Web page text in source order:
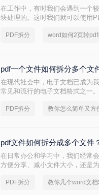
在工作中，有时我们会遇到一个
块处理的。这时我们就可以使用
免费方法，希望能给读者的工作带
PDF拆分 word如何2页转
pdf一个文件如何拆分多个文
在现代社会中，电子文档已成为
常见和流行的电子文档格式之一
拆分多个文件呢？下面我将为您
PDF拆分
pdf文件如何拆分成多个文件
在日常办公和学习中，我们经常
方便分享、减小文件大小，还是
松拆分PDF文件。
PDF拆分